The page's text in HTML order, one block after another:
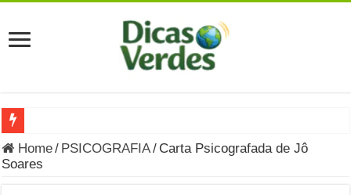
Grávida Pode Comer Pastrami? Saiba Quando o Consumo é
Home/ PSICOGRAFIA/ Carta Psicografada de Jô
Soares